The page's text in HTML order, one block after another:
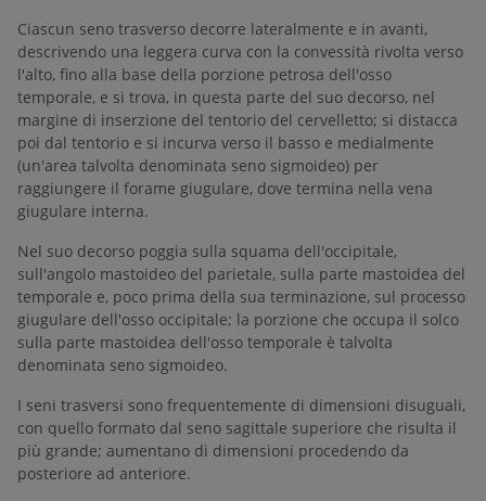
Ciascun seno trasverso decorre lateralmente e in avanti,
descrivendo una leggera curva con la convessità rivolta verso
l'alto, fino alla base della porzione petrosa dell'osso
temporale, e si trova, in questa parte del suo decorso, nel
margine di inserzione del tentorio del cervelletto; si distacca
poi dal tentorio e si incurva verso il basso e medialmente
(un'area talvolta denominata seno sigmoideo) per
raggiungere il forame giugulare, dove termina nella vena
giugulare interna.
Nel suo decorso poggia sulla squama dell'occipitale,
sull'angolo mastoideo del parietale, sulla parte mastoidea del
temporale e, poco prima della sua terminazione, sul processo
giugulare dell'osso occipitale; la porzione che occupa il solco
sulla parte mastoidea dell'osso temporale è talvolta
denominata seno sigmoideo.
I seni trasversi sono frequentemente di dimensioni disuguali,
con quello formato dal seno sagittale superiore che risulta il
più grande; aumentano di dimensioni procedendo da
posteriore ad anteriore.